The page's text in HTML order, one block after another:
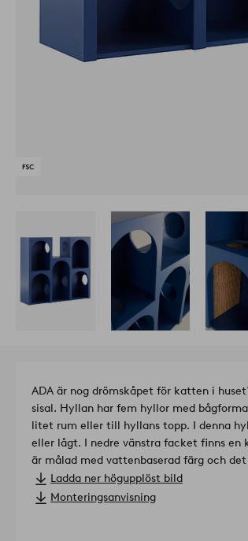
ADA är nog drömskåpet för katten i
sisal. Hyllan har fem hyllor med
litet rum eller till hyllans topp. I denna
eller lågt. I nedre vänstra facket finns en
är målad med vattenbaserad färg och
Monteringsanvisning medföljer.
avverkat från ett ansvarsfullt skogsbruk
Ladda ner högupplöst bild
Monteringsanvisning